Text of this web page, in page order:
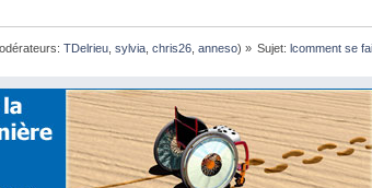
TDelrieu, sylvia, chris26, anneso) » Sujet:lcomment se